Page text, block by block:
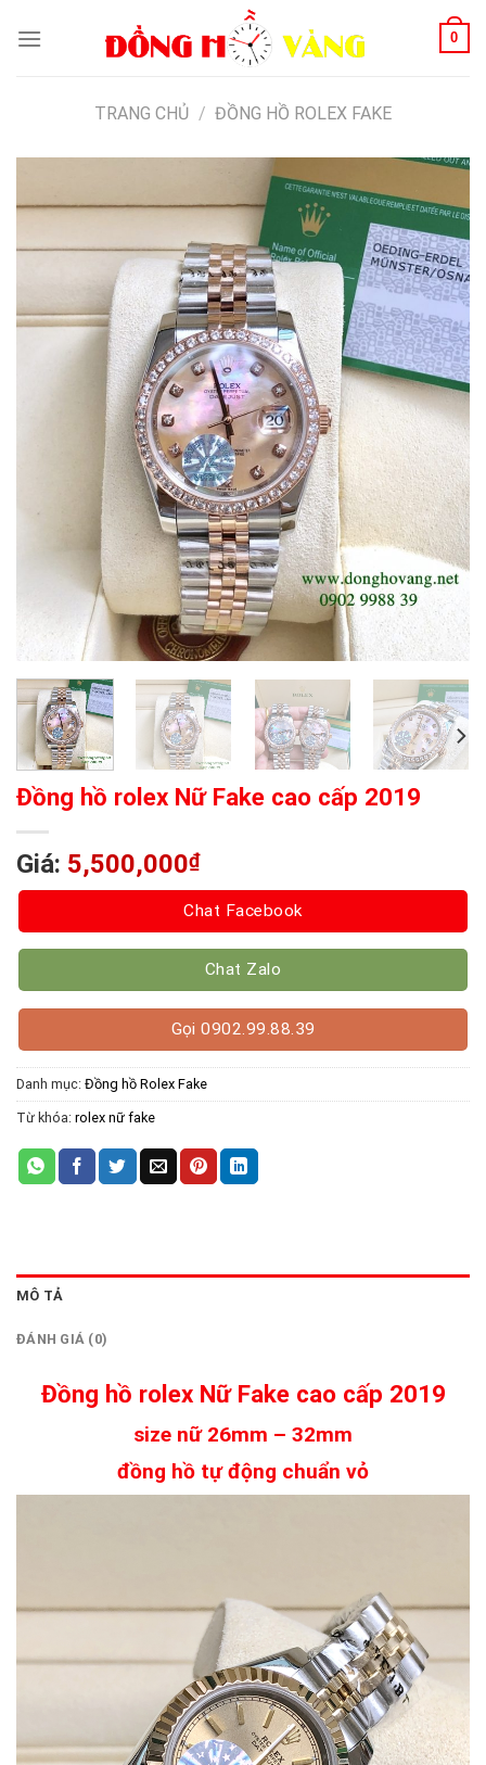
0
TRANG CHỦ / ĐỒNG HỒ ROLEX FAKE
Đồng hồ rolex Nữ Fake cao cấp 2019
Giá: 5,500,000₫
Chat Facebook
Chat Zalo
Gọi 0902.99.88.39
Danh mục: Đồng hồ Rolex Fake
Từ khóa: rolex nữ fake
MÔ TẢ
ĐÁNH GIÁ (0)
Đồng hồ rolex Nữ Fake cao cấp 2019
size nữ 26mm – 32mm
đồng hồ tự động chuẩn vỏ